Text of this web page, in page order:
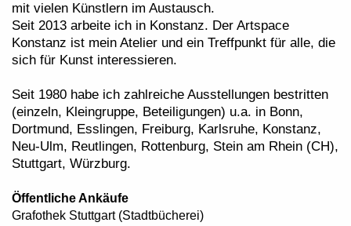
mit vielen Künstlern im Austausch.
Seit 2013 arbeite ich in Konstanz. Der Artspace
Konstanz ist mein Atelier und ein Treffpunkt für alle, die
sich für Kunst interessieren.
Seit 1980 habe ich zahlreiche Ausstellungen bestritten
(einzeln, Kleingruppe, Beteiligungen) u.a. in Bonn,
Dortmund, Esslingen, Freiburg, Karlsruhe, Konstanz,
Neu-Ulm, Reutlingen, Rottenburg, Stein am Rhein (CH),
Stuttgart, Würzburg.
Öffentliche Ankäufe
Grafothek Stuttgart (Stadtbücherei)